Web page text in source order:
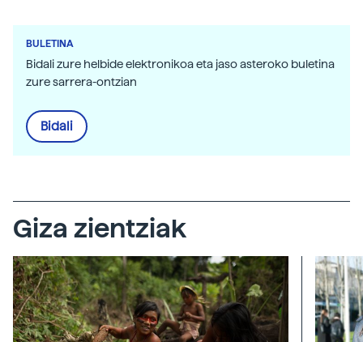
BULETINA
Bidali zure helbide elektronikoa eta jaso asteroko buletina
zure sarrera-ontzian
Bidali
Giza zientziak